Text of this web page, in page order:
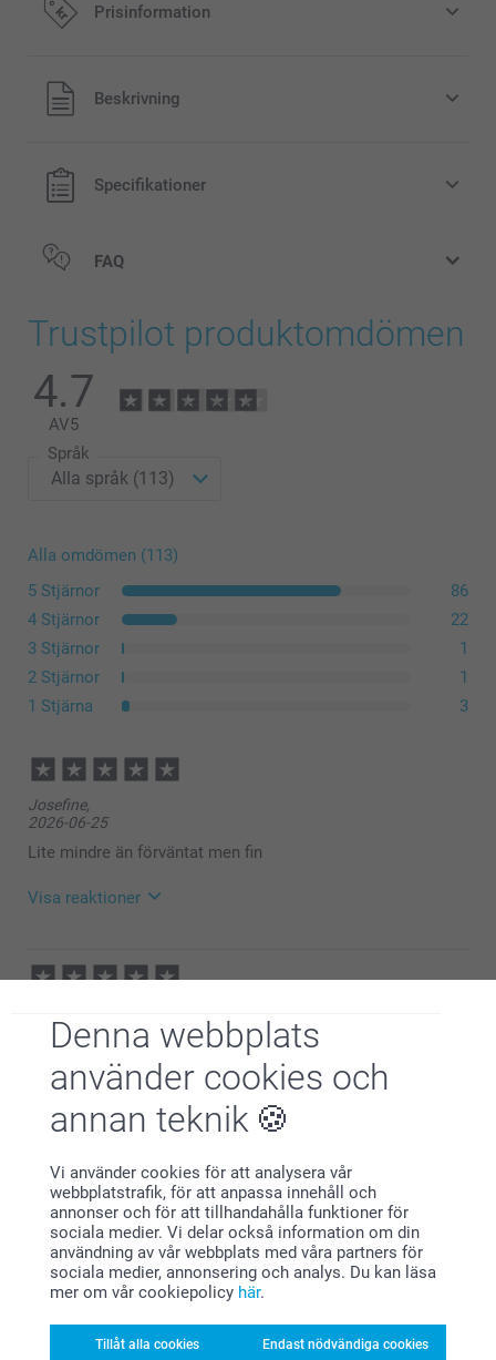
Denna webbplats
använder cookies och
annan teknik
Vi använder cookies för att analysera vår
webbplatstrafik, för att anpassa innehåll och
annonser och för att tillhandahålla funktioner för
sociala medier. Vi delar också information om din
användning av vår webbplats med våra partners för
sociala medier, annonsering och analys. Du kan läsa
mer om vår cookiepolicy här.
Tillåt alla cookies Endast nödvändiga cookies
Prisinformation
Alla priser är i svenska kronor (SEK), inklusive moms och
exklusive porto.
Beskrivning
Specifikationer
Kvadratisk: 1x120 gram "Charlotte Chocolat"
Citron" citronmördegskakor
Rektangulär: Fylld med 90 gram individuellt förpackade
"Charlotte Chocolat" chokladkakor med hasselnötter
Rund & hjärtformad: Fylld med 75 gram individuellt
förpackade "Charlotte Chocolat" chokladkakor med
Klicka här för att läsa näringsinformationen för
Generous kakorna
FAQ
Trustpilot produktomdömen
4.7
AV5
Språk
Alla omdömen (113)
5 Stjärnor
86
4 Stjärnor
22
3 Stjärnor
1
2 Stjärnor
1
1 Stjärna
3
Josefine,
2026-06-25
Lite mindre än förväntat men fin
Visa reaktioner
11:13
Så härligt att läsa, stort tack för ditt härliga
omdöme. Det ska vara smidigt, smart och skoj att
beställa fotoprodukter – med ett fint resultat. Det
glädjer oss att du är nöjd med din beställning och vår
service.
Helene @smartphoto
2026-05-20
Precis som utlovat
2026-01-02
Bra produkt och relativt snabb leverans
Visa reaktioner
2026-01-20
10:05
Hej